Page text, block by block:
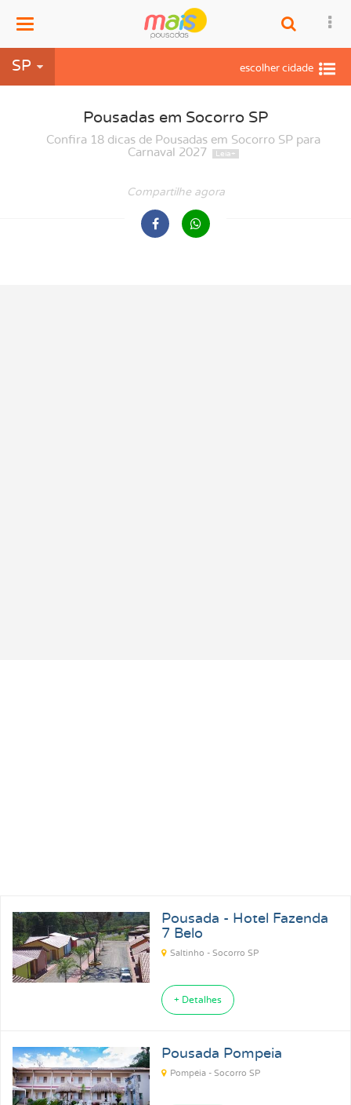
Menu
SP
Pousadas em Socorro SP
Confira 18 dicas de Pousadas em Socorro SP para
Carnaval 2027
Pousadas em Ilhabela SP
Pousadas em Praia Grande SP
Pousadas em Paraty RJ
Compartilhe agora
Pousada - Hotel Fazenda
7 Belo
Saltinho - Socorro SP
+ Detalhes
Pousada Pompeia
Pompéia - Socorro SP